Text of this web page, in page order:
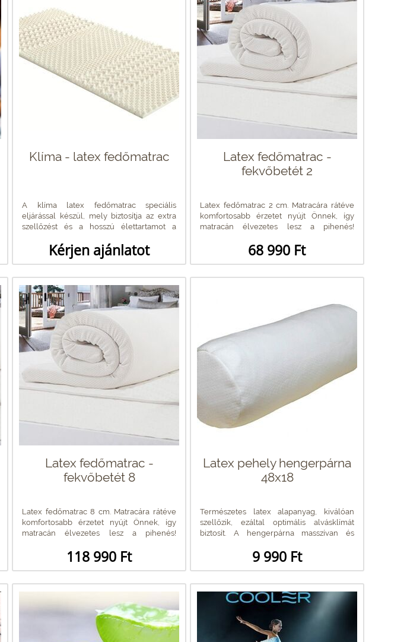
Klíma - latex fedőmatrac
A klíma latex fedőmatrac speciális
eljárással készül, mely biztosítja az extra
szellőzést és a hosszú élettartamot a
Kérjen ajánlatot
Latex fedőmatrac -
fekvőbetét 2
Latex fedőmatrac 2 cm. Matracára rátéve
komfortosabb érzetet nyújt Önnek, így
matracán élvezetes lesz a pihenés!
68 990 Ft
Latex fedőmatrac -
fekvőbetét 8
Latex fedőmatrac 8 cm. Matracára rátéve
komfortosabb érzetet nyújt Önnek, így
matracán élvezetes lesz a pihenés!
118 990 Ft
Latex pehely hengerpárna
48x18
Természetes latex alapanyag, kiválóan
szellőzik, ezáltal optimális alvásklímát
biztosít. A hengerpárna masszívan és
9 990 Ft